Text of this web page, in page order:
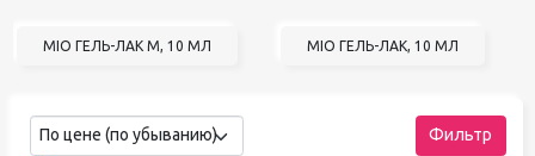
MIO ГЕЛЬ-ЛАК М, 10 МЛ MIO ГЕЛЬ-ЛАК, 10 МЛ
По цене (по убыванию)
Фильтр